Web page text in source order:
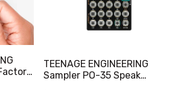
TEENAGE ENGINEERING
Sampler PO-35 Speak